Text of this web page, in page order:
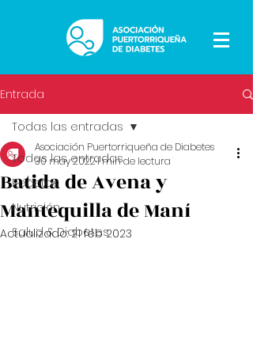
Entrada
Todas las entradas
Recetas
Nutrición
Salud & Diabetes
Todas las entradas
Batida de Avena y
Mantequilla de Maní
Asociación Puertorriqueña de Diabetes
30 may 20221 min de lectura
Actualizado:21 feb 2023